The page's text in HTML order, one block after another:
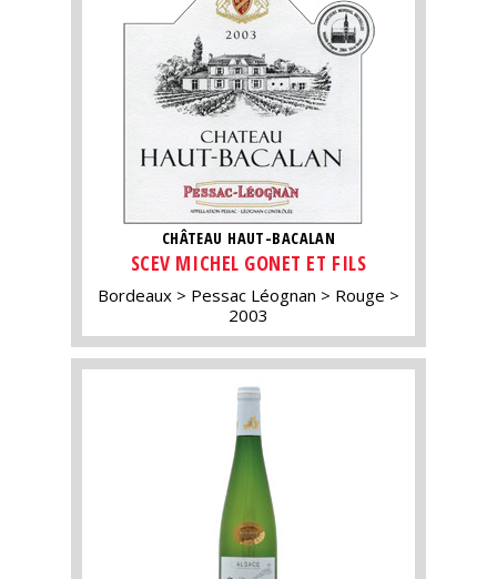
CHÂTEAU HAUT-BACALAN
SCEV MICHEL GONET ET FILS
Bordeaux Pessac Léognan
Rouge
2003